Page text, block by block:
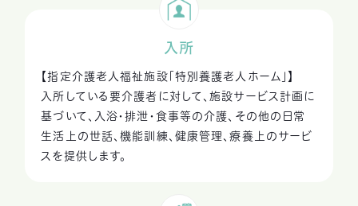
入所
【指定介護老人福祉施設「特別養護老人ホーム」】
入所している要介護者に対して、施設サービス計画に
基づいて、入浴・排泄・食事等の介護、
その他の日常
生活上の世話、機能訓練、健康管理、療養上のサービ
スを提供します。